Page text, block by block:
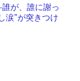
が、誰に謝っ
涙”が突きつけ